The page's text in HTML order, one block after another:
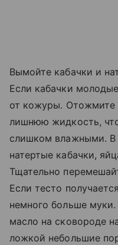
Вымойте кабачки и
Если кабачки
от кожуры. Отожмите
лишнюю жидкость,
слишком влажными. В
натертые кабачки,
Тщательно
Если тесто
немного больше муки.
масло на сковороде
ложкой небольшие